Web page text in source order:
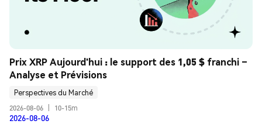
Prix XRP Aujourd'hui : le support des 1,05 $ franchi –
Analyse et Prévisions
Perspectives du Marché
2026-08-06
10-15m
2026-08-06